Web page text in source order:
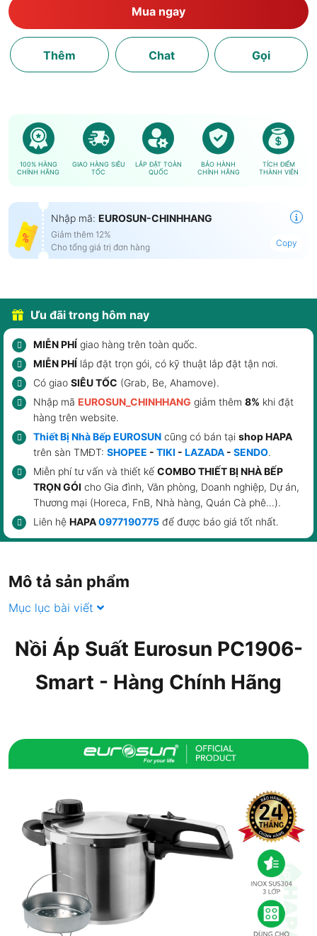
Mua ngay
Thêm Chat Gọi
100% HÀNG
CHÍNH HÃNG
GIAO HÀNG SIÊU
TỐC
LẮP ĐẶT TOÀN
QUỐC
BẢO HÀNH
CHÍNH HÃNG
TÍCH ĐIỂM
THÀNH VIÊN
Nhập mã: EUROSUN-CHINHHANG
Giảm thêm 12%
Cho tổng giá trị đơn hàng
Copy
Ưu đãi trong hôm nay
MIỄN PHÍ giao hàng trên toàn quốc.
MIỄN PHÍ lắp đặt trọn gói, có kỹ thuật lắp đặt tận nơi.
Có giao SIÊU TỐC (Grab, Be, Ahamove).
Nhập mã EUROSUN_CHINHHANG giảm thêm 8% khi đặt
hàng trên website.
Thiết Bị Nhà Bếp EUROSUN cũng có bán tại shop HAPA
trên sàn TMĐT: SHOPEE - TIKI - LAZADA - SENDO.
Miễn phí tư vấn và thiết kế COMBO THIẾT BỊ NHÀ BẾP
TRỌN GÓI cho Gia đình, Văn phòng, Doanh nghiệp, Dự án,
Thương mại (Horeca, FnB, Nhà hàng, Quán Cà phê...).
Liên hệ HAPA0977190775 để được báo giá tốt nhất.
Mô tả sản phẩm
Mục lục bài viết
Nồi Áp Suất Eurosun PC1906-
Smart - Hàng Chính Hãng